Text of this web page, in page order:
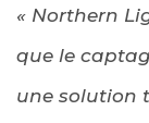
« Northern
que le
une solution